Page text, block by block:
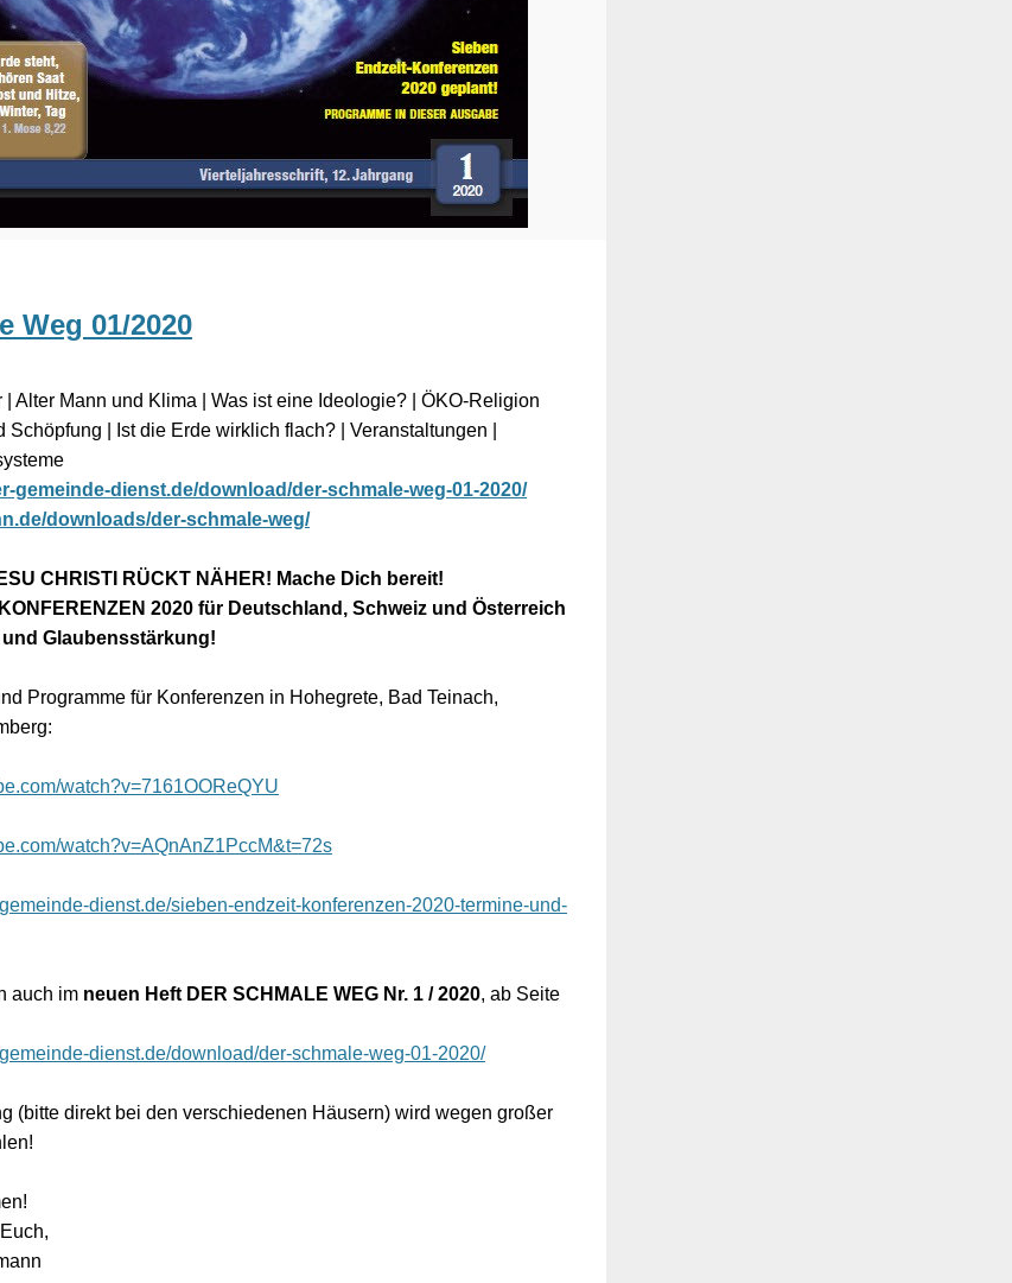
Weg 01/2020
| Alter Mann und Klima | Was ist eine Ideologie? | ÖKO-Religion
Schöpfung | Ist die Erde wirklich flach? | Veranstaltungen |
gemeinde-dienst.de/download/der-schmale-weg-01-2020/
downloads/der-schmale-weg/
CHRISTI RÜCKT NÄHER! Mache Dich bereit!
2020 für Deutschland, Schweiz und Österreich
Glaubensstärkung!
Programme für Konferenzen in Hohegrete, Bad Teinach,
watch?v=7161OOReQYU
watch?v=AQnAnZ1PccM&t=72s
dienst.de/sieben-endzeit-konferenzen-2020-termine-und-
auch im neuen Heft DER SCHMALE WEG Nr. 1 / 2020, ab Seite
dienst.de/download/der-schmale-weg-01-2020/
(bitte direkt bei den verschiedenen Häusern) wird wegen großer